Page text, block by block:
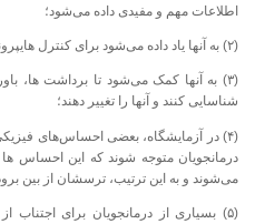
اطلاعات مهم و مفیدی داده می‌شود؛
(۲) به آنها یاد داده می‌شود برای کنترل هایپرونتیلیشن چگونه تنفس خود را تنظیم کنند؛
(۳) به آنها کمک می‌شود تا برداشت ها،
شناسایی کنند و آنها را تغییر دهند؛
(۴) در آزمایشگاه، بعضی احساس‌های
درمانجویان متوجه شوند که این احساس
می‌شوند و به این ترتیب، ترسشان از بین
(۵) بسیاری از درمانجویان برای